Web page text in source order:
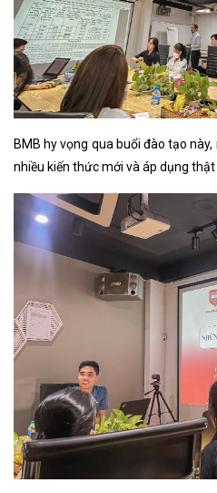
BMB hy vọng qua buổi đào tạo
nhiều kiến thức mới và áp dụng